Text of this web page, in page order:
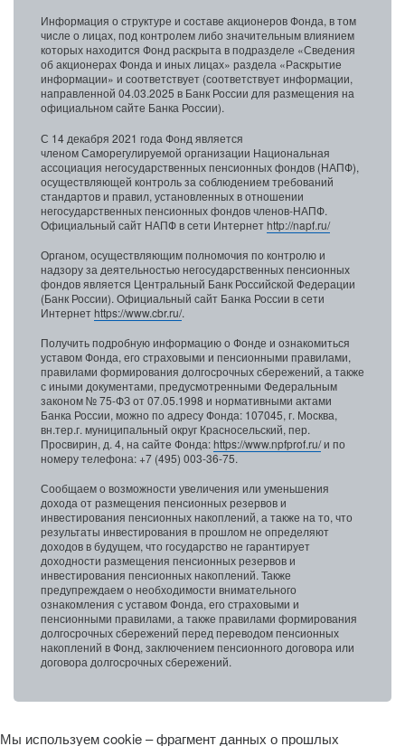
Информация о структуре и составе акционеров Фонда, в том
числе о лицах, под контролем либо значительным влиянием
которых находится Фонд раскрыта в подразделе «Сведения
об акционерах Фонда и иных лицах» раздела «Раскрытие
информации» и соответствует (соответствует информации,
направленной 04.03.2025 в Банк России для размещения на
официальном сайте Банка России).
С 14 декабря 2021 года Фонд является
членом Саморегулируемой организации Национальная
ассоциация негосударственных пенсионных фондов (НАПФ),
осуществляющей контроль за соблюдением требований
стандартов и правил, установленных в отношении
негосударственных пенсионных фондов членов-НАПФ.
Официальный сайт НАПФ в сети Интернетhttp://napf.ru/
Органом, осуществляющим полномочия по контролю и
надзору за деятельностью негосударственных пенсионных
фондов является Центральный Банк Российской Федерации
(Банк России). Официальный сайт Банка России в сети
Интернетhttps://www.cbr.ru/.
Получить подробную информацию о Фонде и ознакомиться
уставом Фонда, его страховыми и пенсионными правилами,
правилами формирования долгосрочных сбережений, а также
с иными документами, предусмотренными Федеральным
законом № 75-ФЗ от 07.05.1998 и нормативными актами
Банка России, можно по адресу Фонда: 107045, г. Москва,
вн.тер.г. муниципальный округ Красносельский, пер.
Просвирин, д. 4, на сайте Фонда:https://www.npfprof.ru/и по
номеру телефона: +7 (495) 003-36-75.
Сообщаем о возможности увеличения или уменьшения
дохода от размещения пенсионных резервов и
инвестирования пенсионных накоплений, а также на то, что
результаты инвестирования в прошлом не определяют
доходов в будущем, что государство не гарантирует
доходности размещения пенсионных резервов и
инвестирования пенсионных накоплений. Также
предупреждаем о необходимости внимательного
ознакомления с уставом Фонда, его страховыми и
пенсионными правилами, а также правилами формирования
долгосрочных сбережений перед переводом пенсионных
накоплений в Фонд, заключением пенсионного договора или
договора долгосрочных сбережений.
Мы используем cookie – фрагмент данных о прошлых